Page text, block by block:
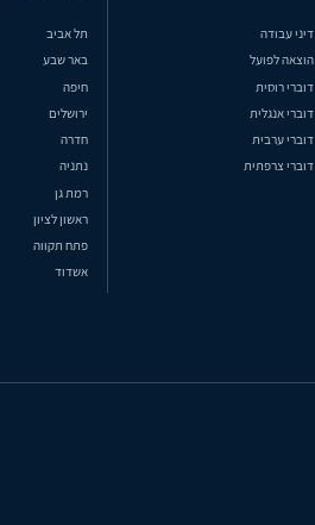
דיני עבודה
הוצאה לפועל
דוברי רוסית
דוברי אנגלית
דוברי ערבית
דוברי צרפתית
תל אביב
באר שבע
חיפה
ירושלים
חדרה
נתניה
רמת גן
ראשון לציון
פתח תקווה
אשדוד